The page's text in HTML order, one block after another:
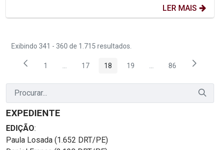
LER MAIS
Exibindo 341 - 360 de 1.715 resultados.
Página
1 Páginas intermediárias Usar ABA para navegar.
Página
17 Página
18 Página
19 PáginasPágina
86
EXPEDIENTE
EDIÇÃO:
Paula Losada (1.652 DRT/PE)